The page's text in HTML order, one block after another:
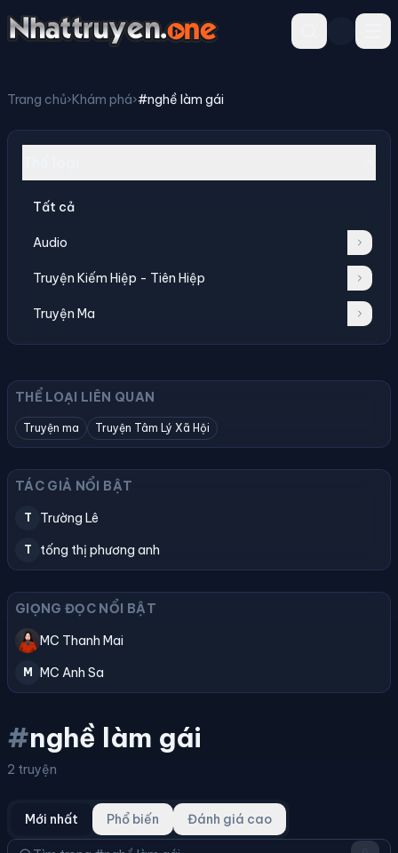
Trang chủ›Khám phá›#nghề làm gái
Tất cả
Audio
Truyện Kiếm Hiệp - Tiên Hiệp
Truyện Ma
THỂ LOẠI LIÊN QUAN
Truyện ma Truyện Tâm Lý Xã Hội
TÁC GIẢ NỔI BẬT
T Trường Lê
T tống thị phương anh
GIỌNG ĐỌC NỔI BẬT
MC Thanh Mai
M MC Anh Sa
#nghề làm gái
2 truyện
Mới nhất Phổ biến Đánh giá cao